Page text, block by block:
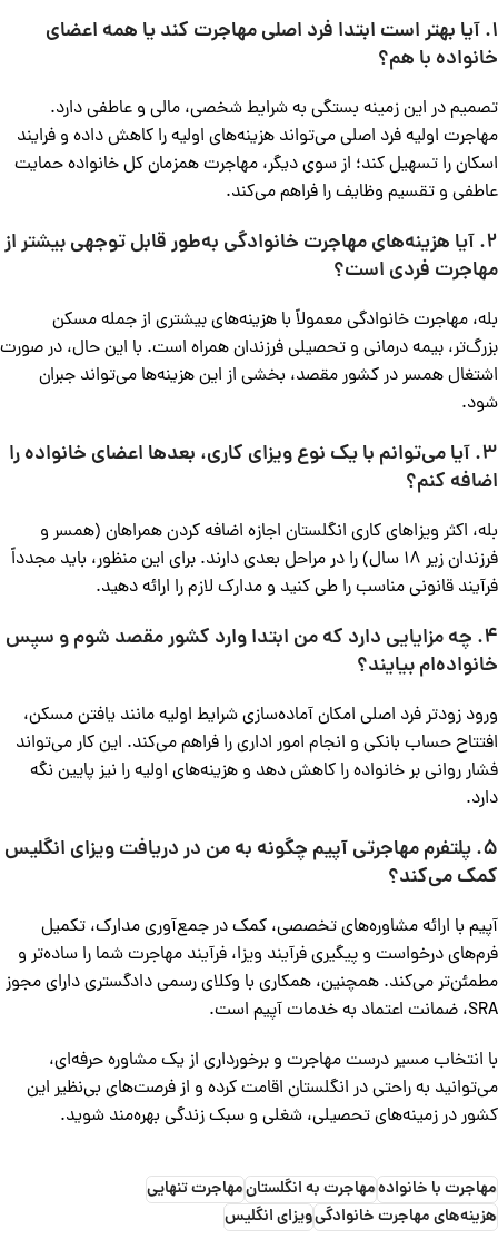
1. آیا بهتر است ابتدا فرد اصلی مهاجرت کند یا همه اعضای
خانواده با هم؟
تصمیم در این زمینه بستگی به شرایط شخصی، مالی و عاطفی دارد.
مهاجرت اولیه فرد اصلی می‌تواند هزینه‌های اولیه را کاهش داده و فرایند
اسکان را تسهیل کند؛ از سوی دیگر، مهاجرت همزمان کل خانواده حمایت
عاطفی و تقسیم وظایف را فراهم می‌کند.
2. آیا هزینه‌های مهاجرت خانوادگی به‌طور قابل توجهی بیشتر از
مهاجرت فردی است؟
بله، مهاجرت خانوادگی معمولاً با هزینه‌های بیشتری از جمله مسکن
بزرگ‌تر، بیمه درمانی و تحصیلی فرزندان همراه است. با این حال، در صورت
اشتغال همسر در کشور مقصد، بخشی از این هزینه‌ها می‌تواند جبران
شود.
3. آیا می‌توانم با یک نوع ویزای کاری، بعدها اعضای خانواده را
اضافه کنم؟
بله، اکثر ویزاهای کاری انگلستان اجازه اضافه کردن همراهان (همسر و
فرزندان زیر 18 سال) را در مراحل بعدی دارند. برای این منظور، باید مجدداً
فرآیند قانونی مناسب را طی کنید و مدارک لازم را ارائه دهید.
4. چه مزایایی دارد که من ابتدا وارد کشور مقصد شوم و سپس
خانواده‌ام بیایند؟
ورود زودتر فرد اصلی امکان آماده‌سازی شرایط اولیه مانند یافتن مسکن،
افتتاح حساب بانکی و انجام امور اداری را فراهم می‌کند. این کار می‌تواند
فشار روانی بر خانواده را کاهش دهد و هزینه‌های اولیه را نیز پایین نگه
دارد.
5. پلتفرم مهاجرتی آپیم چگونه به من در دریافت ویزای انگلیس
کمک می‌کند؟
آپیم با ارائه مشاوره‌های تخصصی، کمک در جمع‌آوری مدارک، تکمیل
فرم‌های درخواست و پیگیری فرآیند ویزا، فرآیند مهاجرت شما را ساده‌تر و
مطمئن‌تر می‌کند. همچنین، همکاری با وکلای رسمی دادگستری دارای مجوز
SRA، ضمانت اعتماد به خدمات آپیم است.
با انتخاب مسیر درست مهاجرت و برخورداری از یک مشاوره حرفه‌ای،
می‌توانید به راحتی در انگلستان اقامت کرده و از فرصت‌های بی‌نظیر این
کشور در زمینه‌های تحصیلی، شغلی و سبک زندگی بهره‌مند شوید.
مهاجرت با خانوادهمهاجرت به انگلستانمهاجرت تنهایی
هزینه‌های مهاجرت خانوادگیویزای انگلیس